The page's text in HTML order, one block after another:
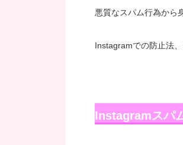
悪質なスパム行為から
Instagramでの防止法、
Instagramスパ